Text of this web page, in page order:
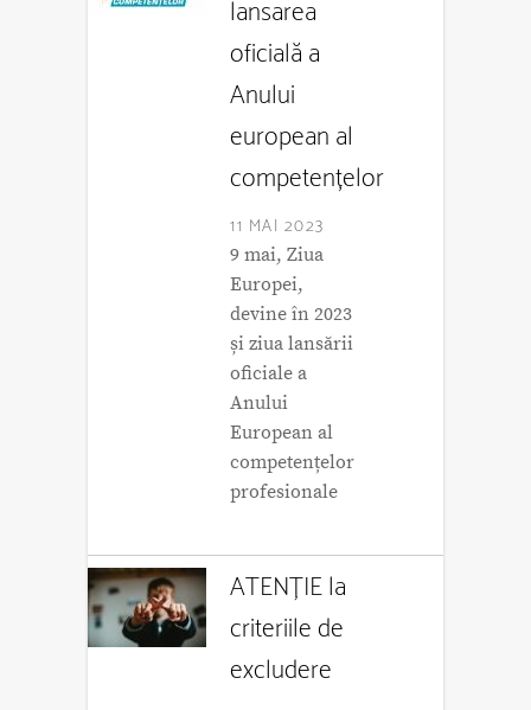
lansarea
oficială a
Anului
european al
competențelor
11 MAI 2023
9 mai, Ziua
Europei,
devine în 2023
și ziua lansării
oficiale a
Anului
European al
competențelor
profesionale
ATENȚIE la
criteriile de
excludere